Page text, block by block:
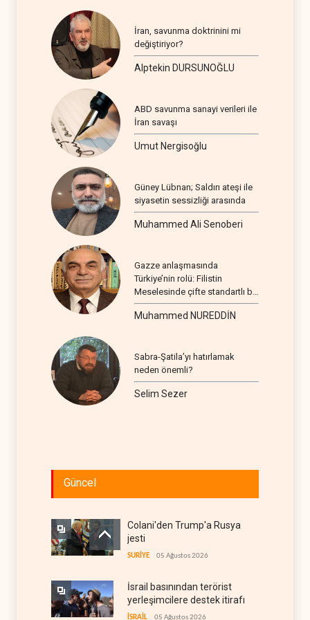
İran, savunma doktrinini mi
değiştiriyor?
Alptekin DURSUNOĞLU
ABD savunma sanayi verileri ile
İran savaşı
Umut Nergisoğlu
Güney Lübnan; Saldırı ateşi ile
siyasetin sessizliği arasında
Muhammed Ali Senoberi
Gazze anlaşmasında
Türkiye’nin rolü: Filistin
Meselesinde çifte standartlı bir
seyir
Muhammed NUREDDİN
Sabra-Şatila’yı hatırlamak
neden önemli?
Selim Sezer
Güncel
Colani'den Trump'a Rusya
jesti
SURİYE 05 Ağustos 2026
İsrail basınından terörist
yerleşimcilere destek itirafı
İSRAİL 05 Ağustos 2026